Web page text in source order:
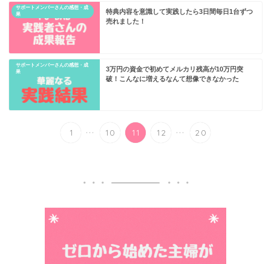
サポートメンバーさんの感想・成
果
特典内容を意識して実践したら3日間毎日1台ずつ
売れました！
サポートメンバーさんの感想・成
果
3万円の資金で初めてメルカリ残高が10万円突
破！こんなに増えるなんて想像できなかった
1 ... 10 11 12 ... 20